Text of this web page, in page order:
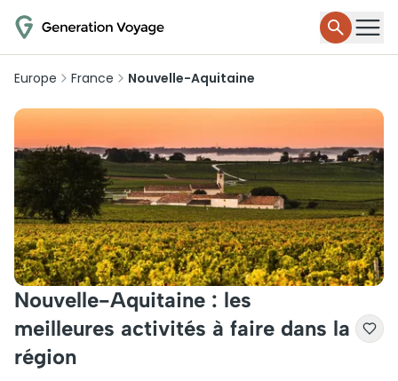
Europe France Nouvelle-Aquitaine
Nouvelle-Aquitaine : les
meilleures activités à faire dans la
région